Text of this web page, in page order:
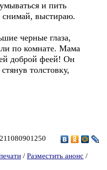
и пить
выстираю.
черные глаза,
по комнате. Мама
доброй феей! Он
толстовку,
/ Разместить анонс /